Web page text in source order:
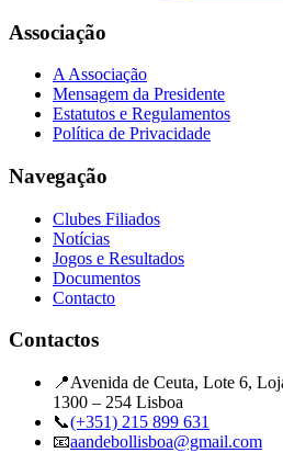
Associação
A Associação
Mensagem da Presidente
Estatutos e Regulamentos
Política de Privacidade
Navegação
Clubes Filiados
Notícias
Jogos e Resultados
Documentos
Contacto
Contactos
📍Avenida de Ceuta, Lote 6,
1300 – 254 Lisboa
📞(+351) 215 899 631
📧aandebollisboa@gmail.com